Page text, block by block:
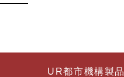
UR都市機構製品